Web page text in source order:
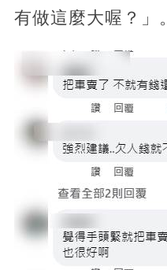
有做這麼大喔？」。